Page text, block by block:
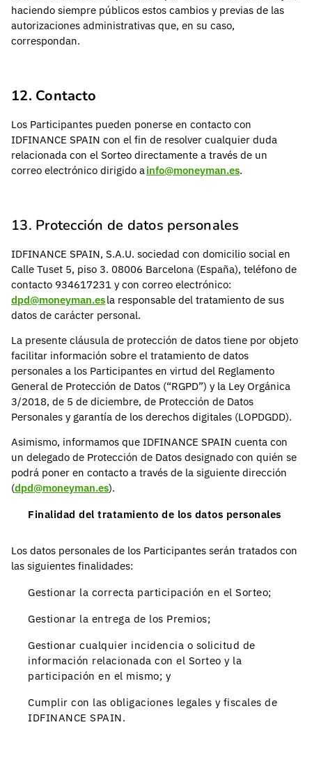
haciendo siempre públicos estos cambios y previas de las
autorizaciones administrativas que, en su caso,
correspondan.
12. Contacto
Los Participantes pueden ponerse en contacto con
IDFINANCE SPAIN con el fin de resolver cualquier duda
relacionada con el Sorteo directamente a través de un
correo electrónico dirigido ainfo@moneyman.es.
13. Protección de datos personales
IDFINANCE SPAIN, S.A.U. sociedad con domicilio social en
Calle Tuset 5, piso 3. 08006 Barcelona (España), teléfono de
contacto 934617231 y con correo electrónico:
dpd@moneyman.esla responsable del tratamiento de sus
datos de carácter personal.
La presente cláusula de protección de datos tiene por objeto
facilitar información sobre el tratamiento de datos
personales a los Participantes en virtud del Reglamento
General de Protección de Datos (“RGPD”) y la Ley Orgánica
3/2018, de 5 de diciembre, de Protección de Datos
Personales y garantía de los derechos digitales (LOPDGDD).
Asimismo, informamos que IDFINANCE SPAIN cuenta con
un delegado de Protección de Datos designado con quién se
podrá poner en contacto a través de la siguiente dirección
(dpd@moneyman.es).
Finalidad del tratamiento de los datos personales
Los datos personales de los Participantes serán tratados con
las siguientes finalidades:
Gestionar la correcta participación en el Sorteo;
Gestionar la entrega de los Premios;
Gestionar cualquier incidencia o solicitud de
información relacionada con el Sorteo y la
participación en el mismo; y
Cumplir con las obligaciones legales y fiscales de
IDFINANCE SPAIN.